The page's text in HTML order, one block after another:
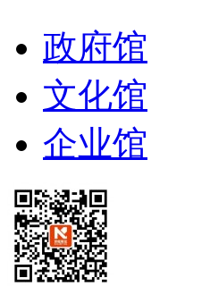
政府馆
文化馆
企业馆